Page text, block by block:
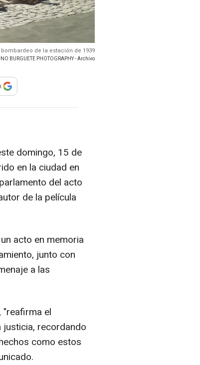
de la estación de 1939
BURGUETE PHOTOGRAPHY - Archivo
compartir
domingo, 15 de
en la ciudad en
del acto
de la película
acto en memoria
junto con
a las
"reafirma el
recordando
como estos